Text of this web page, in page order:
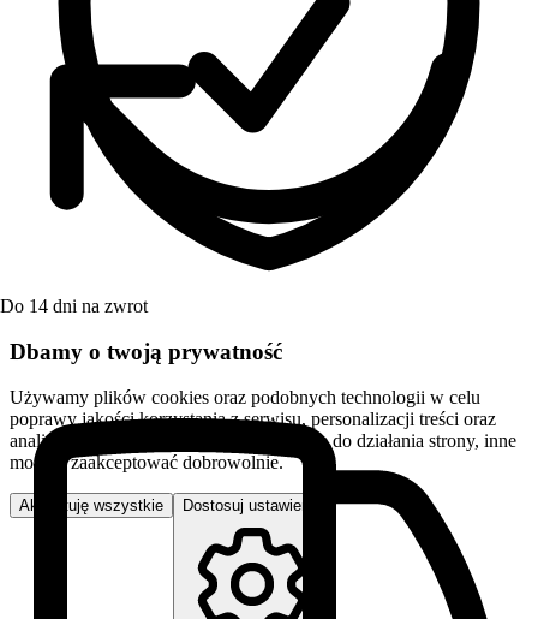
Do 14 dni na zwrot
Dbamy o twoją prywatność
Używamy plików cookies oraz podobnych technologii w celu
poprawy jakości korzystania z serwisu, personalizacji treści oraz
analizy ruchu. Niektóre pliki są niezbędne do działania strony, inne
możesz zaakceptować dobrowolnie.
Akceptuję wszystkie Dostosuj ustawienia